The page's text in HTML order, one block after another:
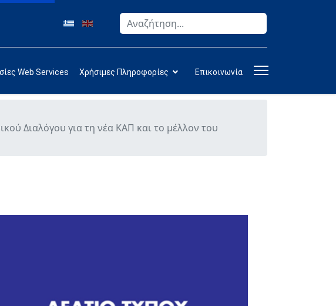
Αναζήτηση
Web Services Χρήσιμες Πληροφορίες Επικοινωνία
Διαλόγου για τη νέα ΚΑΠ και το μέλλον του